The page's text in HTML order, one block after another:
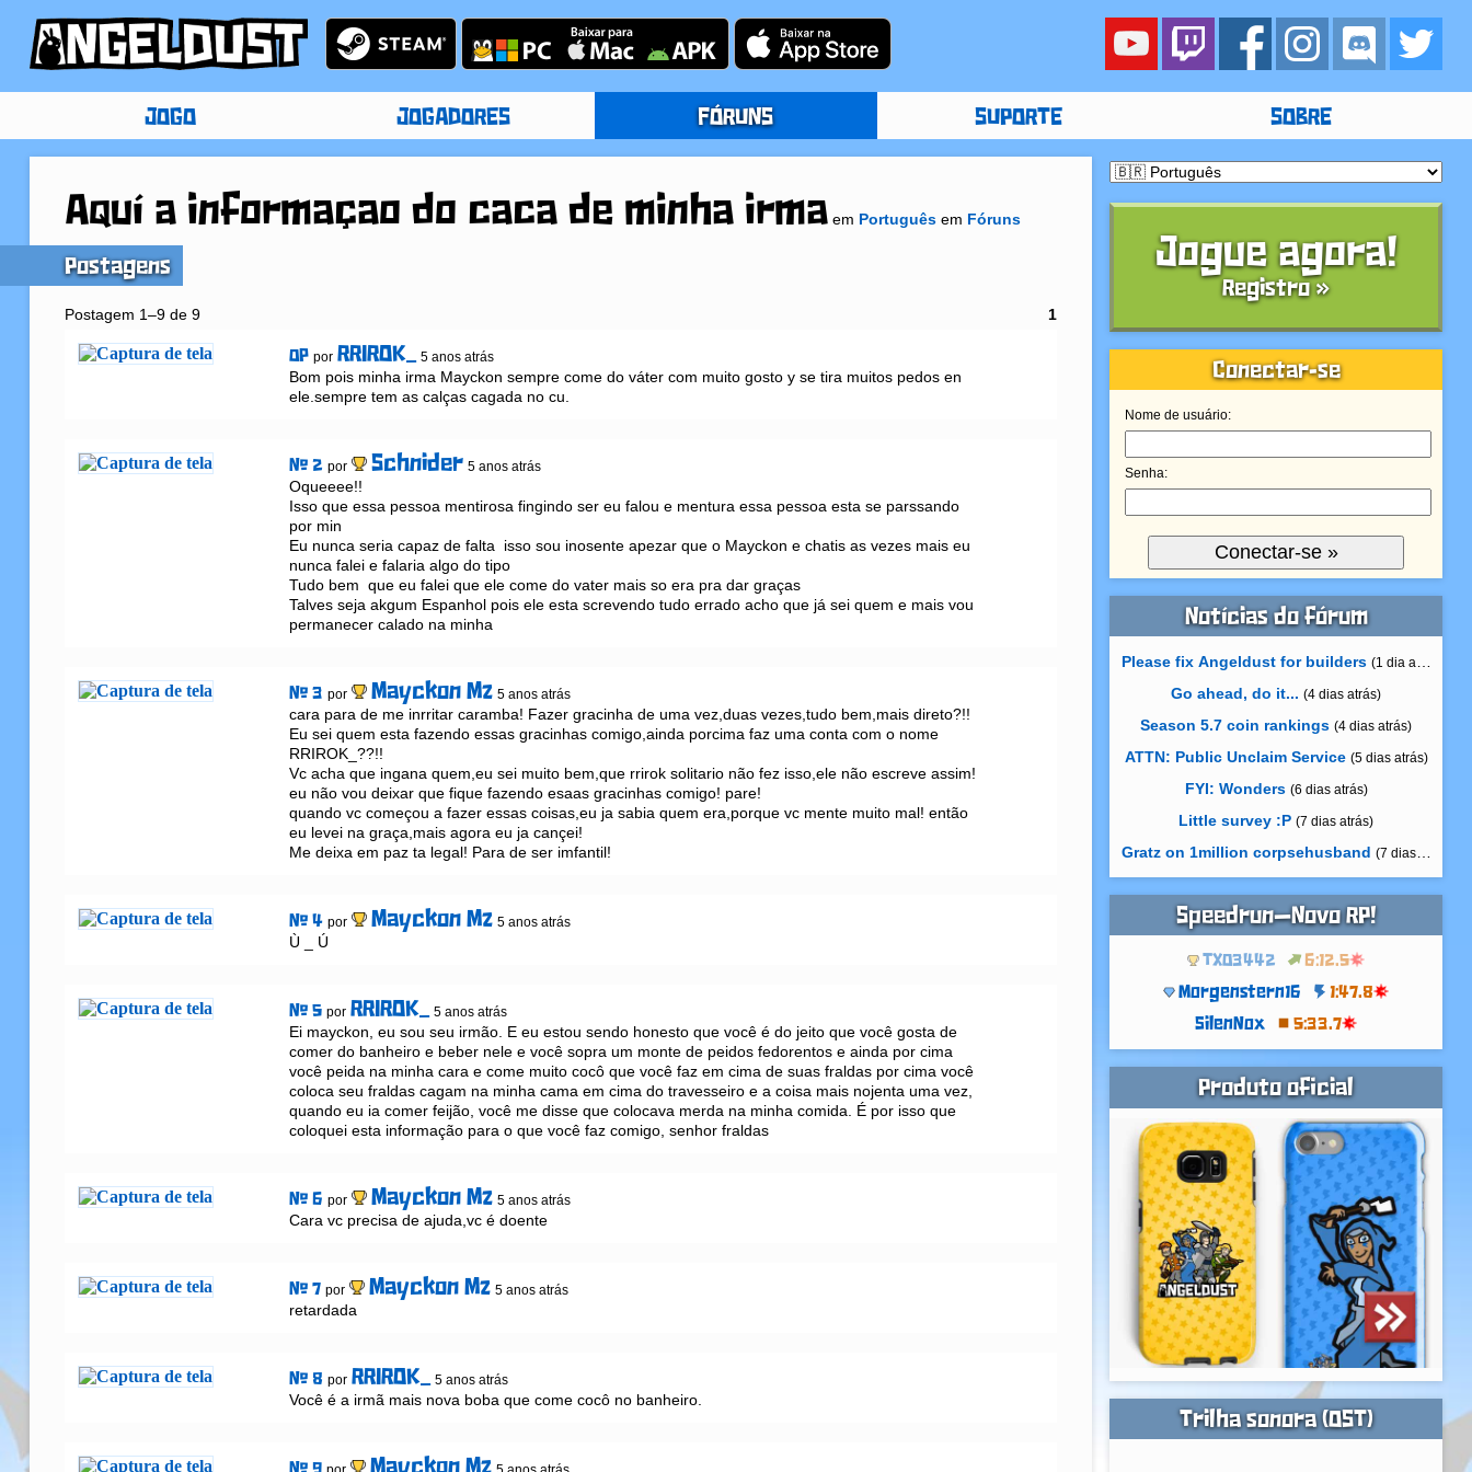
JOGO JOGADORES FÓRUNS SUPORTE SOBRE
Aquí a informaçao do caca de minha irma em Portuguêsem Fóruns
Postagens
Postagem 1–9 de 9 1
OP por RRIROK_ 5 anos atrás
Bom pois minha irma Mayckon sempre come do váter com muito gosto y se tira muitos pedos en
ele.sempre tem as calças cagada no cu.
# 2 por Schnider 5 anos atrás
Oqueeee!!
Isso que essa pessoa mentirosa fingindo ser eu falou e mentura essa pessoa esta se parssando
por min
Eu nunca seria capaz de falta  isso sou inosente apezar que o Mayckon e chatis as vezes mais eu
nunca falei e falaria algo do tipo
Tudo bem  que eu falei que ele come do vater mais so era pra dar graças
Talves seja akgum Espanhol pois ele esta screvendo tudo errado acho que já sei quem e mais vou
permanecer calado na minha
# 3 por Mayckon Mz 5 anos atrás
cara para de me inrritar caramba! Fazer gracinha de uma vez,duas vezes,tudo bem,mais direto?!!
Eu sei quem esta fazendo essas gracinhas comigo,ainda porcima faz uma conta com o nome
RRIROK_??!!
Vc acha que ingana quem,eu sei muito bem,que rrirok solitario não fez isso,ele não escreve assim!
eu não vou deixar que fique fazendo esaas gracinhas comigo! pare!
quando vc começou a fazer essas coisas,eu ja sabia quem era,porque vc mente muito mal! então
eu levei na graça,mais agora eu ja cançei!
Me deixa em paz ta legal! Para de ser imfantil!
# 4 por Mayckon Mz 5 anos atrás
Ù _ Ú
# 5 por RRIROK_ 5 anos atrás
Ei mayckon, eu sou seu irmão. E eu estou sendo honesto que você é do jeito que você gosta de
comer do banheiro e beber nele e você sopra um monte de peidos fedorentos e ainda por cima
você peida na minha cara e come muito cocô que você faz em cima de suas fraldas por cima você
coloca seu fraldas cagam na minha cama em cima do travesseiro e a coisa mais nojenta uma vez,
quando eu ia comer feijão, você me disse que colocava merda na minha comida. É por isso que
coloquei esta informação para o que você faz comigo, senhor fraldas
# 6 por Mayckon Mz 5 anos atrás
Cara vc precisa de ajuda,vc é doente
# 7 por Mayckon Mz 5 anos atrás
retardada
# 8 por RRIROK_ 5 anos atrás
Você é a irmã mais nova boba que come cocô no banheiro.
Jogue agora!
Registro »
Conectar-se
Nome de usuário:
Senha:
Notícias do fórum
Please fix Angeldust for builders (1 dia atrás)
Go ahead, do it... (4 dias atrás)
Season 5.7 coin rankings (4 dias atrás)
ATTN: Public Unclaim Service (5 dias atrás)
FYI: Wonders (6 dias atrás)
Little survey :P (7 dias atrás)
Gratz on 1million corpsehusband (7 dias atrás)
Speedrun—Novo RP!
TXO3442
6:12.5
Morgenstern16
1:47.8
SilenNox
5:33.7
Produto oficial
Trilha sonora (OST)